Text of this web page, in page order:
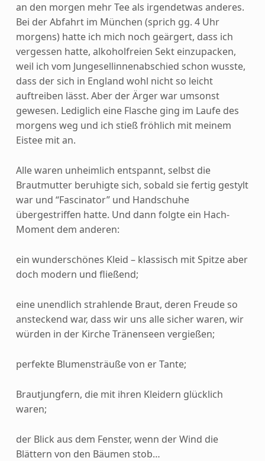
an den morgen mehr Tee als irgendetwas anderes.
Bei der Abfahrt im München (sprich gg. 4 Uhr
morgens) hatte ich mich noch geärgert, dass ich
vergessen hatte, alkoholfreien Sekt einzupacken,
weil ich vom Jungesellinnenabschied schon wusste,
dass der sich in England wohl nicht so leicht
auftreiben lässt. Aber der Ärger war umsonst
gewesen. Lediglich eine Flasche ging im Laufe des
morgens weg und ich stieß fröhlich mit meinem
Eistee mit an.
Alle waren unheimlich entspannt, selbst die
Brautmutter beruhigte sich, sobald sie fertig gestylt
war und “Fascinator” und Handschuhe
übergestriffen hatte. Und dann folgte ein Hach-
Moment dem anderen:
ein wunderschönes Kleid – klassisch mit Spitze aber
doch modern und fließend;
eine unendlich strahlende Braut, deren Freude so
ansteckend war, dass wir uns alle sicher waren, wir
würden in der Kirche Tränenseen vergießen;
perfekte Blumensträuße von er Tante;
Brautjungfern, die mit ihren Kleidern glücklich
waren;
der Blick aus dem Fenster, wenn der Wind die
Blättern von den Bäumen stob…